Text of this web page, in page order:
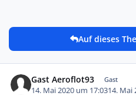
Auf dieses
Gast Aeroflot93 Gast
14. Mai 2020 um 17:0314. Mai